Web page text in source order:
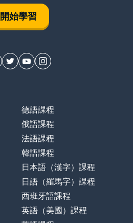
開始學習
德語課程
俄語課程
法語課程
韓語課程
日本語（漢字）課程
日語（羅馬字）課程
西班牙語課程
英語（美國）課程